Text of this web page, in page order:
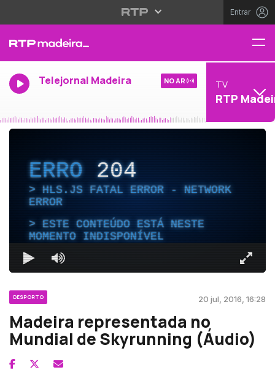
Entrar
Telejornal Madeira NO AR TV
RTP
ERRO204
HLS.JS FATAL ERROR - NETWORK
ERROR
ESTE CONTEÚDO ESTÁ NESTE
MOMENTO INDISPONÍVEL
DESPORTO 20 jul, 2016, 16:28
Madeira representada no
Mundial de Skyrunning (Áudio)